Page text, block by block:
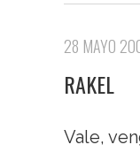
28 MAYO
RAKEL
Vale,